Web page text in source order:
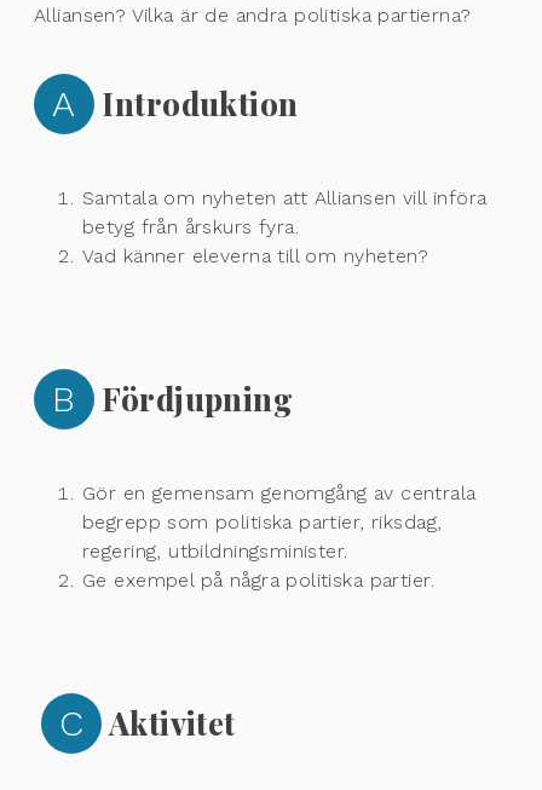
Alliansen? Vilka är de andra politiska partierna?
A Introduktion
Samtala om nyheten att Alliansen vill införa
betyg från årskurs fyra.
Vad känner eleverna till om nyheten?
B Fördjupning
Gör en gemensam genomgång av centrala
begrepp som politiska partier, riksdag,
regering, utbildningsminister.
Ge exempel på några politiska partier.
C Aktivitet